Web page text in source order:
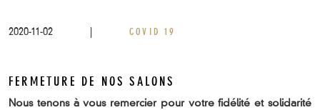
2020-11-02 COVID 19
FERMETURE DE NOS SALONS
Nous tenons à vous remercier pour votre fidélité et solidarité